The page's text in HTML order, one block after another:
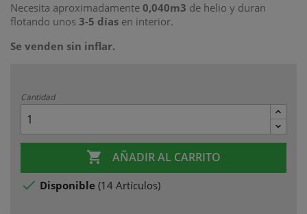
Necesita aproximadamente 0,040m3 de helio y duran
flotando unos 3-5 días en interior.
Se venden sin inflar.
Cantidad
 AÑADIR AL CARRITO
 Disponible (14 Artículos)